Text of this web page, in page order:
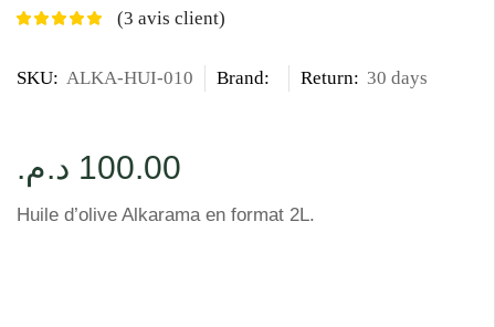
(3 avis client)
SKU: ALKA-HUI-010 Brand: Return: 30 days
100.00 د.م.
Huile d’olive Alkarama en format 2L.